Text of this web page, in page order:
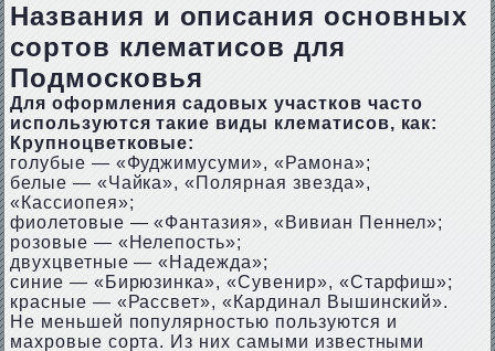
Названия и описания основных
сортов клематисов для
Подмосковья
Для оформления садовых участков часто
используются такие виды клематисов, как:
Крупноцветковые:
голубые — «Фуджимусуми», «Рамона»;
белые — «Чайка», «Полярная звезда»,
«Кассиопея»;
фиолетовые — «Фантазия», «Вивиан Пеннел»;
розовые — «Нелепость»;
двухцветные — «Надежда»;
синие — «Бирюзинка», «Сувенир», «Старфиш»;
красные — «Рассвет», «Кардинал Вышинский».
Не меньшей популярностью пользуются и
махровые сорта. Из них самыми известными